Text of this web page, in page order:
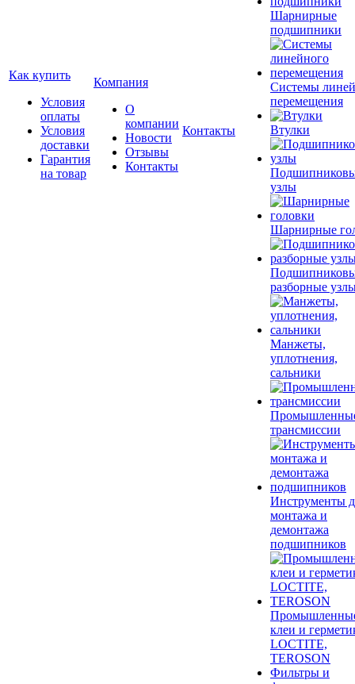
Как купить
Условия
оплаты
Условия
доставки
Гарантия
на товар
Компания
О
компании
Новости
Отзывы
Контакты
Контакты
Шарнирные
подшипники
Системы
перемещения
Втулки
узлы
Шарнирные
разборные
Манжеты,
уплотнения,
сальники
трансмиссии
Инструменты
монтажа и
демонтажа
подшипников
клеи и
LOCTITE,
TEROSON
Фильтры и